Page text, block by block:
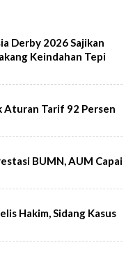
Derby 2026 Sajikan
Keindahan Tepi
Aturan Tarif 92 Persen
BUMN, AUM Capai
Hakim, Sidang Kasus